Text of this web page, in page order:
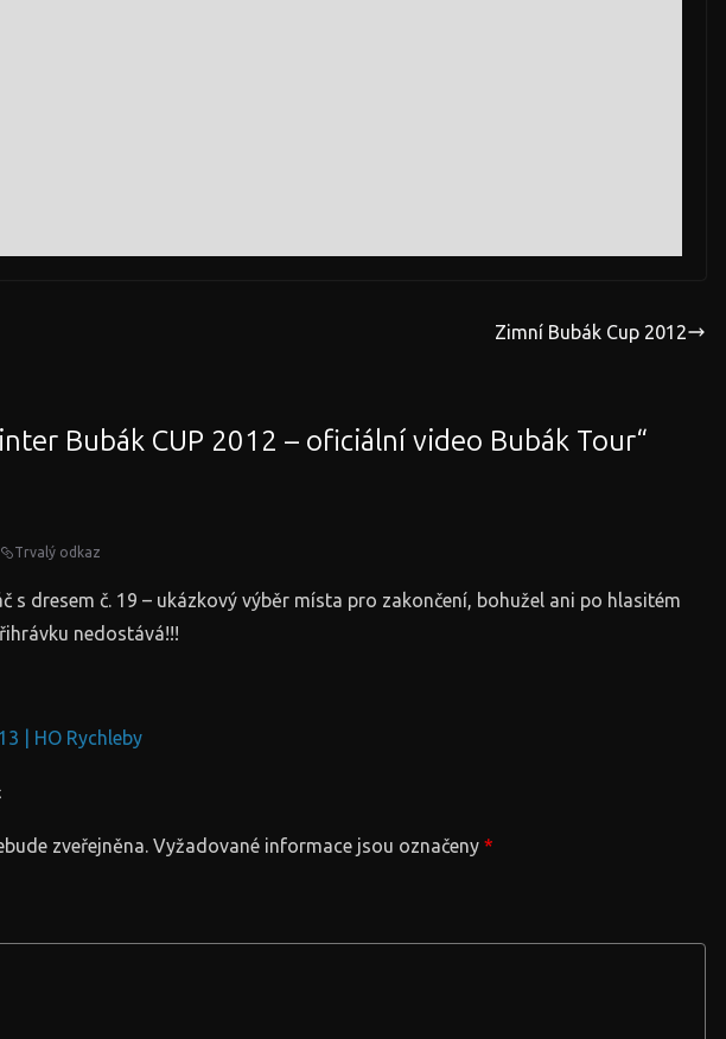
Zimní Bubák Cup 2012
Bubák CUP 2012 – oficiální video Bubák Tour“
Trvalý odkaz
s dresem č. 19 – ukázkový výběr místa pro zakončení, bohužel ani po hlasitém
nedostává!!!
| HO Rychleby
zveřejněna. Vyžadované informace jsou označeny *